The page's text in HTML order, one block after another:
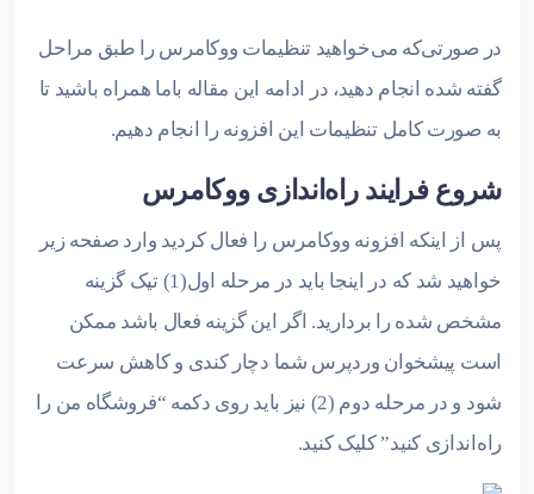
در صورتی‌که می‌خواهید تنظیمات ووکامرس را طبق مراحل
گفته شده انجام دهید، در ادامه این مقاله باما همراه باشید تا
به صورت کامل تنظیمات این افزونه را انجام دهیم.
شروع فرایند راه‌اندازی ووکامرس
پس از اینکه افزونه ووکامرس را فعال کردید وارد صفحه زیر
خواهید شد که در اینجا باید در مرحله اول(1) تیک گزینه
مشخص شده را بردارید. اگر این گزینه فعال باشد ممکن
است پیشخوان وردپرس شما دچار کندی و کاهش سرعت
شود و در مرحله دوم (2) نیز باید روی دکمه “فروشگاه من را
راه‌اندازی کنید” کلیک کنید.